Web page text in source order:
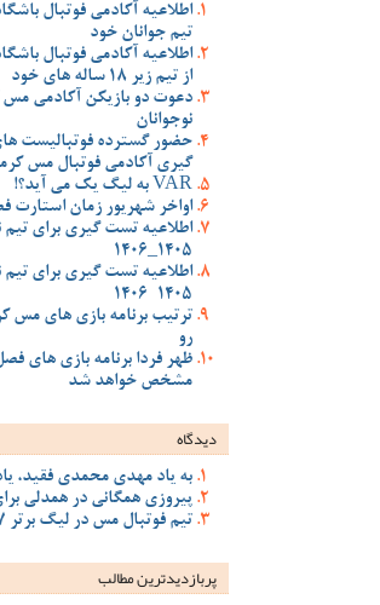
اطلاعیه آکادمی فوتبال
تیم جوانان خود
اطلاعیه آکادمی فوتبال
از تیم زیر 18 ساله های خود
دعوت دو بازیکن آکادمی مس
نوجوانان
حضور گسترده فوتبالیست
گیری آکادمی فوتبال مس
VAR به لیگ یک می آید؟!
اواخر شهریور زمان
اطلاعیه تست گیری برای
1405_1406
اطلاعیه تست گیری برای
1405-1406
ترتیب برنامه بازی های
رو
ظهر فردا برنامه بازی های
مشخص خواهد شد
دیدگاه
به یاد مهدی محمدی فقید،
پیروزی همگانی در همدلی
تیم فوتبال مس در لیگ برتر 87_1386، با خاطرات مس
پربازدیدترین‌ مطالب